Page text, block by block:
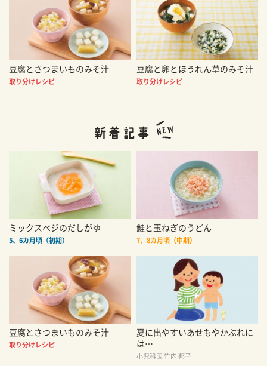
豆腐とさつまいものみそ汁
取り分けレシピ
豆腐と卵とほうれん草のみそ汁
取り分けレシピ
ミックスベジのだしがゆ
5、6カ月頃（初期）
鮭と玉ねぎのうどん
7、8カ月頃（中期）
豆腐とさつまいものみそ汁
取り分けレシピ
夏に出やすいあせもやかぶれに
は…
小児科医 竹内 邦子